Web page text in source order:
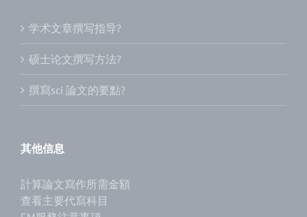
学术文章撰写指导?
硕士论文撰写方法?
撰寫sci 論文的要點?
其他信息
計算論文寫作所需金額
查看主要代寫科目